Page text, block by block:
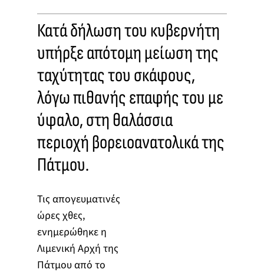
Κατά δήλωση του κυβερνήτη
υπήρξε απότομη μείωση της
ταχύτητας του σκάφους,
λόγω πιθανής επαφής του με
ύφαλο, στη θαλάσσια
περιοχή βορειοανατολικά της
Πάτμου.
Τις απογευματινές
ώρες χθες,
ενημερώθηκε η
Λιμενική Αρχή της
Πάτμου από το